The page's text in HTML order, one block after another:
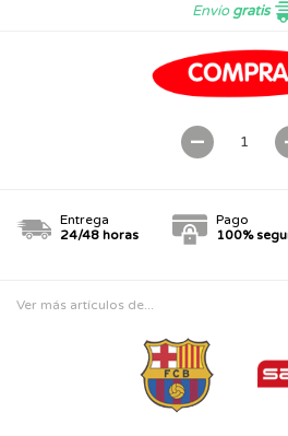
Envíogratis
Entrega
24/48 horas
Pago
100%
Ver más artículos de...